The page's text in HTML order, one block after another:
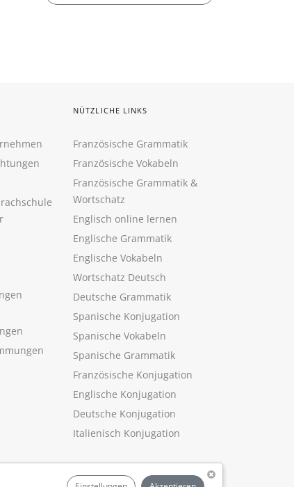
NÜTZLICHE LINKS
Französische Grammatik
Französische Vokabeln
Französische Grammatik &
Wortschatz
Englisch online lernen
Englische Grammatik
Englische Vokabeln
Wortschatz Deutsch
Deutsche Grammatik
Spanische Konjugation
Spanische Vokabeln
Spanische Grammatik
Französische Konjugation
Englische Konjugation
Deutsche Konjugation
Italienisch Konjugation